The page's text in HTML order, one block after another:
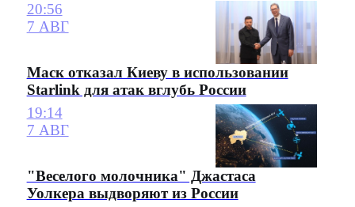
20:56
7 АВГ
Маск отказал Киеву в использовании
Starlink для атак вглубь России
19:14
7 АВГ
"Веселого молочника" Джастаса
Уолкера выдворяют из России